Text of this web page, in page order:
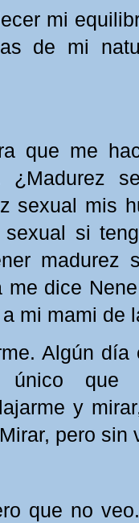
mi
de mi
que me
¿Madurez
sexual mis
si
madurez
me dice
mi mami de
Algún
que
y
pero sin
que no